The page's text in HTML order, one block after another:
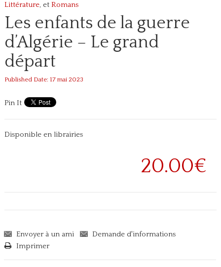
Littérature, et Romans
Les enfants de la guerre
d’Algérie – Le grand
départ
Published Date: 17 mai 2023
Pin It
Disponible en librairies
20.00€
Envoyer à un ami
Demande d'informations
Imprimer